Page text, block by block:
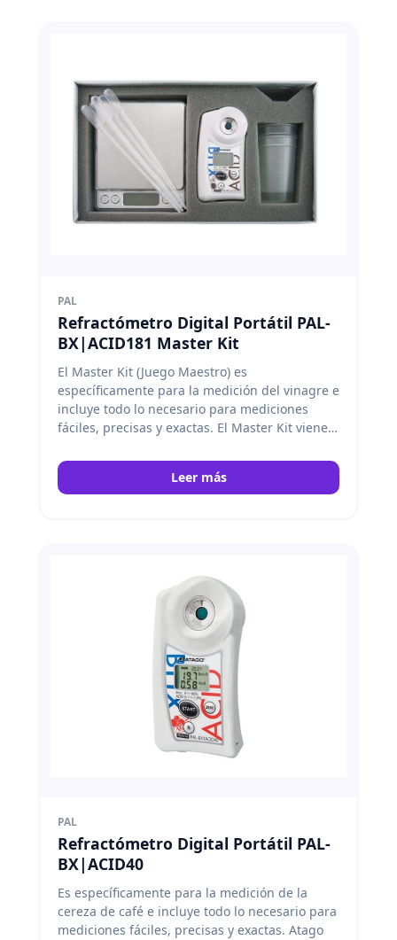
PAL
Refractómetro Digital Portátil PAL-
BX|ACID181 Master Kit
El Master Kit (Juego Maestro) es
específicamente para la medición del vinagre e
incluye todo lo necesario para mediciones
fáciles, precisas y exactas. El Master Kit viene
medida. Atago
Leer más
PAL
Refractómetro Digital Portátil PAL-
BX|ACID40
Es específicamente para la medición de la
cereza de café e incluye todo lo necesario para
mediciones fáciles, precisas y exactas. Atago